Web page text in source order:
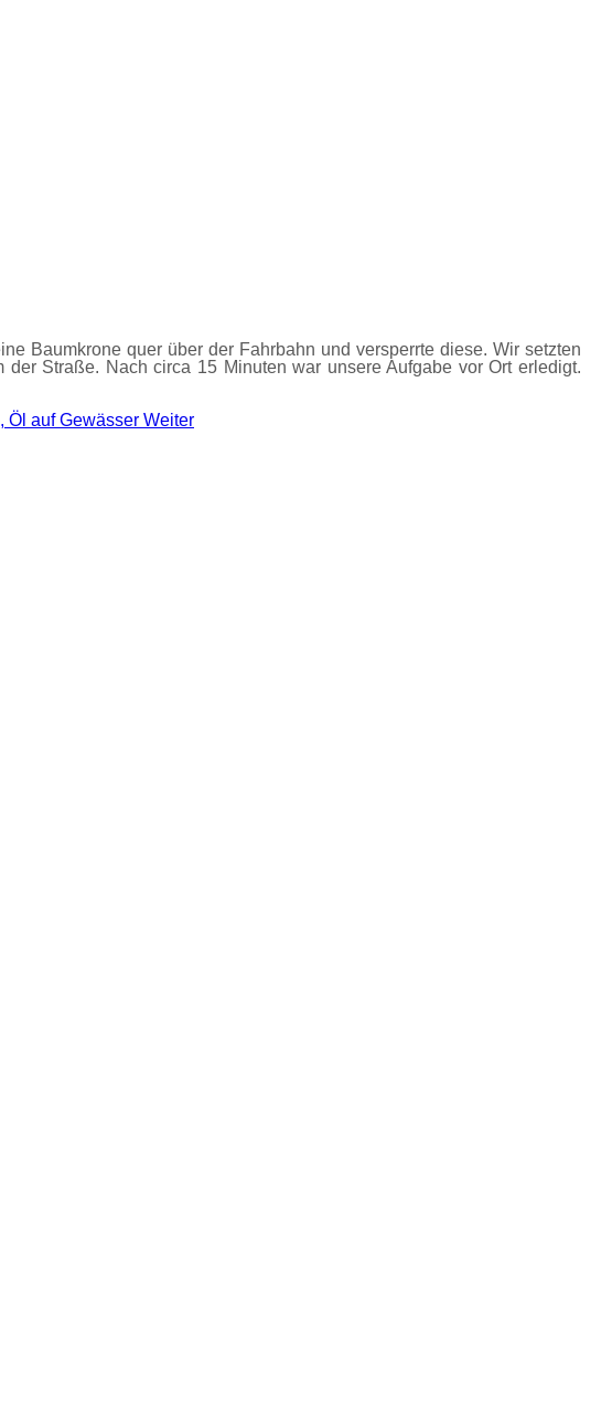
Baumkrone quer über der Fahrbahn und versperrte diese. Wir setzten
Straße. Nach circa 15 Minuten war unsere Aufgabe vor Ort erledigt.
Öl auf Gewässer Weiter